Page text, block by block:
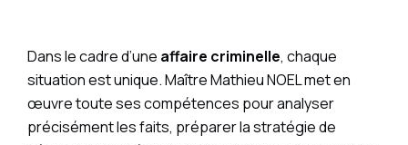
Dans le cadre d’une affaire criminelle, chaque
situation est unique. Maître Mathieu NOEL met en
œuvre toute ses compétences pour analyser
précisément les faits, préparer la stratégie de